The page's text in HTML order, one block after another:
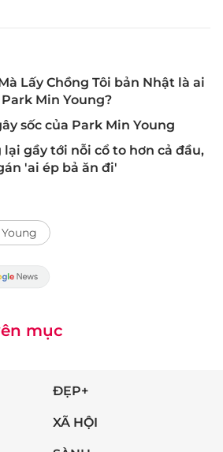
Lấy Chồng Tôi bản Nhật là ai
Min Young?
sốc của Park Min Young
lại gầy tới nỗi cổ to hơn cả đầu,
'ai ép bả ăn đi'
mục
ĐẸP+
XÃ HỘI